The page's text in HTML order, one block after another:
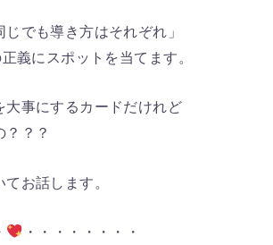
でも導き方はそれぞれ」
義にスポットを当てます。
大事にするカードだけれど
？？？
お話します。
・・・・・・・・